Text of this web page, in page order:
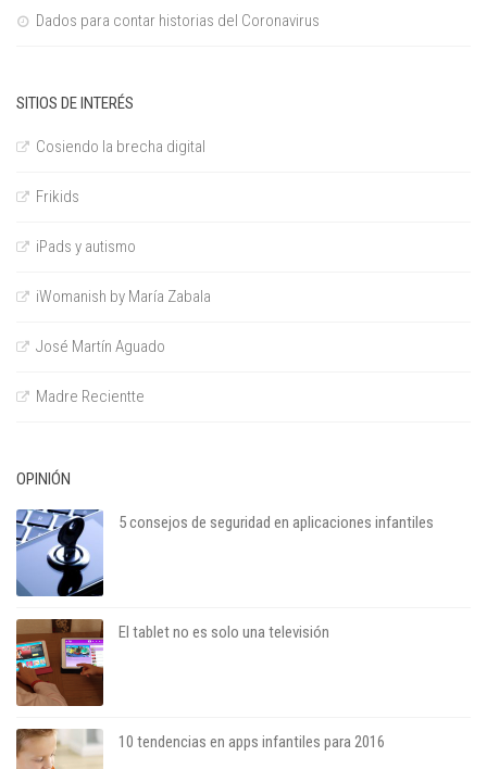
Dados para contar historias del Coronavirus
SITIOS DE INTERÉS
Cosiendo la brecha digital
Frikids
iPads y autismo
iWomanish by María Zabala
José Martín Aguado
Madre Recientte
OPINIÓN
5 consejos de seguridad en aplicaciones infantiles
El tablet no es solo una televisión
10 tendencias en apps infantiles para 2016